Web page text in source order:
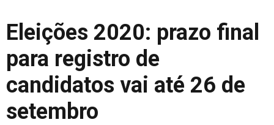
Eleições 2020: prazo final
para registro de
candidatos vai até 26 de
setembro